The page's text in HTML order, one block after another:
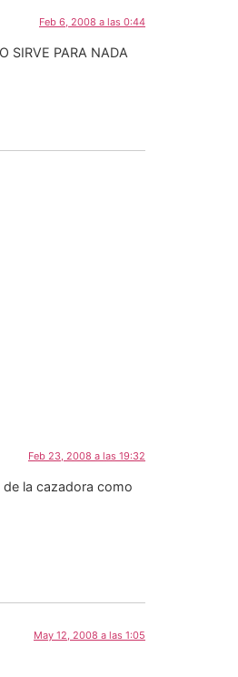
Feb 6, 2008 a las 0:44
SIRVE PARA NADA
Feb 23, 2008 a las 19:32
la cazadora como
May 12, 2008 a las 1:05